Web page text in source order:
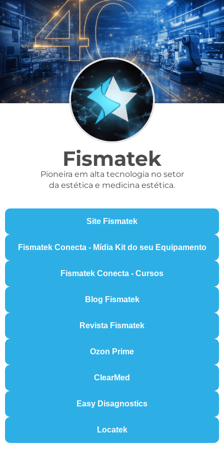
Fismatek
Pioneira em alta tecnologia no setor
da estética e medicina estética.
Site Fismatek
Fismatek Conecta - Mídia Kit do seu Equipamento
Fismatek Conecta - Cursos
Blog Fismatek
Revista Fismatek
Ozon Prime
ClearMed
Easy Disagnostics
Locatek